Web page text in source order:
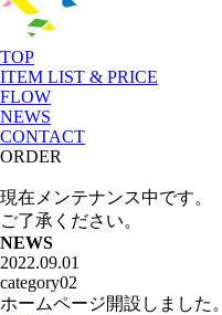
TOP
ITEM LIST & PRICE
FLOW
NEWS
CONTACT
ORDER
現在メンテナンス中です。
ご了承ください。
NEWS
2022.09.01
category02
ホームページ開設しました。